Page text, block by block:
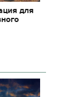
для